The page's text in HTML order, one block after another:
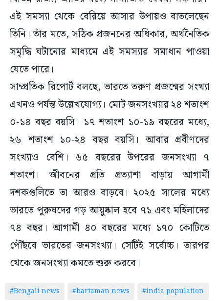
এই সমস্যা থেকে বেরিয়ে আসার উপায়ও বাতলেছেন
তিনি। তাঁর মতে, সঠিক প্রজননের অধিকার, অর্থনৈতিক
সমৃদ্ধি ঘটানোর মাধ্যমে এই সমস্যার সমাধান পাওয়া
যেতে পারে।
সাম্প্রতিক রিপোর্ট বলছে, ভারতে তরুণ প্রজন্মের সংখ্যা
এখনও পর্যন্ত উল্লেখযোগ্য। মোট জনসংখ্যার ২৪ শতাংশ
০-১৪ বছর বয়সি। ১৭ শতাংশ ১০-১৯ বছরের মধ্যে,
২৬ শতাংশ ১০-২৪ বছর বয়সি। আবার প্রবীণদের
সংখ্যাও বেশি। ৬৫ বছরের উপরের জনসংখ্যা ৭
শতাংশ। জীবনের প্রতি প্রত্যাশা বাড়ায় আগামী
দশকগুলিতে তা আরও বাড়বে। ২০২৫ সালের মধ্যে
ভারতে পুরুষদের গড় আয়ুষ্কাল হবে ৭১ এবং মহিলাদের
৭৪ বছর। আগামী ৪০ বছরের মধ্যে ১৭০ কোটিতে
পৌঁছবে ভারতের জনসংখ্যা। সেটিই সর্বোচ্চ। তারপর
থেকে জনসংখ্যা কমতে শুরু করবে।
#Bengali news #bartaman news #india population